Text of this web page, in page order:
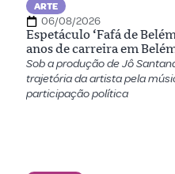
ARTE
06/08/2026
Espetáculo ‘Fafá de
anos de carreira em
Sob a produção de Jô
trajetória da artista pela
participação política